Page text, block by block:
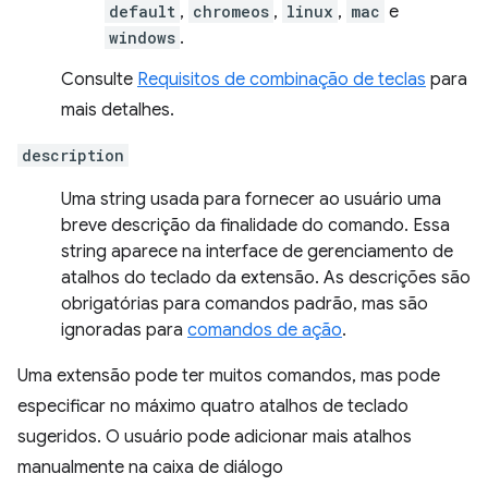
default , chromeos , linux , mac e
windows .
Consulte Requisitos de combinação de teclas para
mais detalhes.
description
Uma string usada para fornecer ao usuário uma
breve descrição da finalidade do comando. Essa
string aparece na interface de gerenciamento de
atalhos do teclado da extensão. As descrições são
obrigatórias para comandos padrão, mas são
ignoradas para comandos de ação.
Uma extensão pode ter muitos comandos, mas pode
especificar no máximo quatro atalhos de teclado
sugeridos. O usuário pode adicionar mais atalhos
manualmente na caixa de diálogo